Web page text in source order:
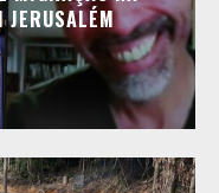
JERUSALÉM